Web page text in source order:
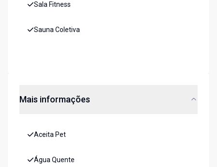
Sala Fitness
Sauna Coletiva
Mais informações
Aceita Pet
Água Quente